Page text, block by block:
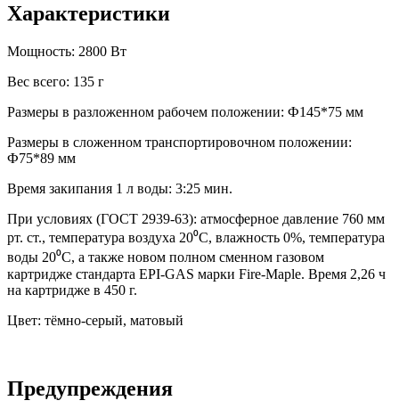
Характеристики
Мощность: 2800 Вт
Вес всего: 135 г
Размеры в разложенном рабочем положении: Ф145*75 мм
Размеры в сложенном транспортировочном положении:
Ф75*89 мм
Время закипания 1 л воды: 3:25 мин.
При условиях (ГОСТ 2939-63): атмосферное давление 760 мм
рт. ст., температура воздуха 20⁰С, влажность 0%, температура
воды 20⁰С, а также новом полном сменном газовом
картридже стандарта EPI-GAS марки Fire-Maple. Время 2,26 ч
на картридже в 450 г.
Цвет: тёмно-серый, матовый
Предупреждения